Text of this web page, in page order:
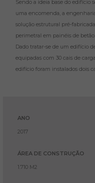
Sendo a ideia base do edifício
uma encomenda, a
solução estrutural pré-
perimetral em painéis de betão.
Dado tratar-se de um edifício
equipadas com 30 cais de
edifício foram instalados dois
ANO
2017
ÁREA DE CONSTRUÇÃO
1.710 M2